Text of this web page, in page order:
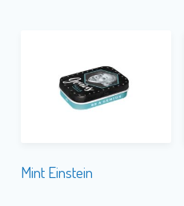
Mint Einstein